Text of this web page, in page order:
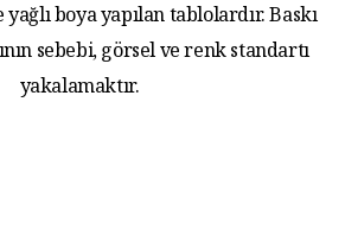
boya yapılan tablolardır. Baskı
sebebi, görsel ve renk standartı
yakalamaktır.